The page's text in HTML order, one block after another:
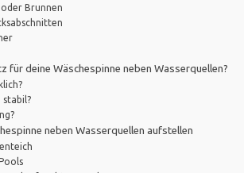
Brunnen
für deine Wäschespinne neben Wasserquellen?
stabil?
neben Wasserquellen aufstellen